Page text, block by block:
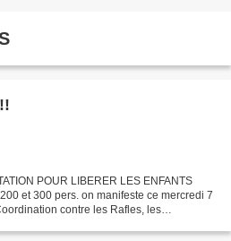
POUR LIBERER LES ENFANTS
et 300 pers. on manifeste ce mercredi 7
contre les Rafles, les